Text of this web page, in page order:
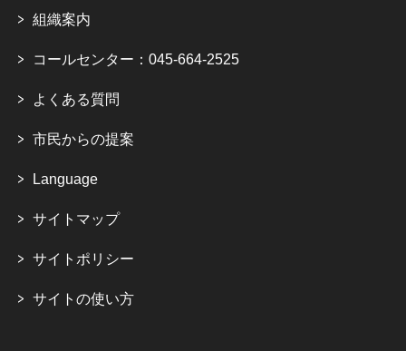
組織案内
コールセンター：045-664-2525
よくある質問
市民からの提案
Language
サイトマップ
サイトポリシー
サイトの使い方